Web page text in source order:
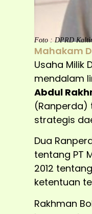
Foto : DPRD
Mahakam
Usaha Milik
mendalam
Abdul
(Ranperda)
strategis
Dua
tentang PT
2012
ketentuan
Rakhman